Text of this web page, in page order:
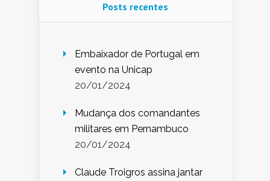
Posts recentes
Embaixador de Portugal em
evento na Unicap
20/01/2024
Mudança dos comandantes
militares em Pernambuco
20/01/2024
Claude Troigros assina jantar